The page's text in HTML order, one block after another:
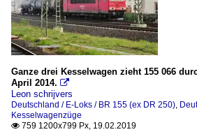
Ganze drei Kesselwagen zieht 155 066
April 2014. 
Leon schrijvers
Deutschland / E-Loks / BR 155 (ex DR 250),
Kesselwagenzüge
 759 1200x799 Px, 19.02.2019